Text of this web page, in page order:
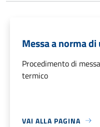
Messa a norma
Procedimento di
termico
VAI ALLA PAGINA